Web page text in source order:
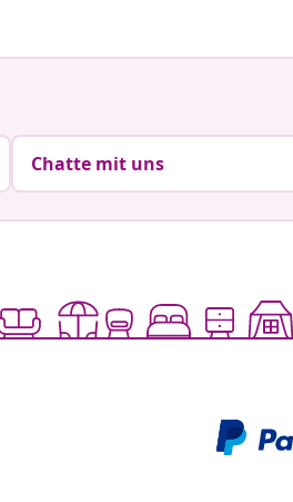
Chatte mit uns